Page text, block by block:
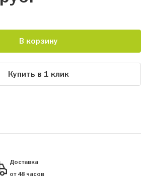
В корзину
Купить в 1 клик
Доставка
от 48 часов